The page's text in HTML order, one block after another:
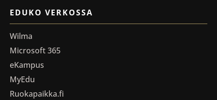
EDUKO VERKOSSA
Wilma
Microsoft 365
eKampus
MyEdu
Ruokapaikka.fi